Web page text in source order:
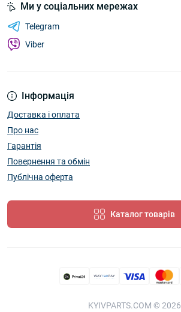
Інформація
Доставка і оплата
Про нас
Гарантія
Повернення та обмін
Публічна оферта
Каталог товарів
Ми у соціальних мережах
Telegram
Viber
KYIVPARTS.COM © 2026